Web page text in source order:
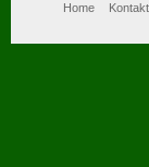
Home Kontakt